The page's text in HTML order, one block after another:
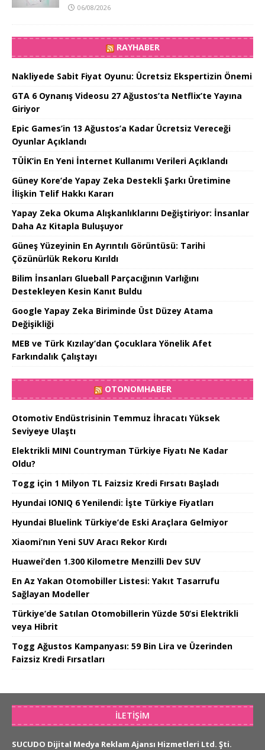
06/08/2026
RAYHABER
Nakliyede Sabit Fiyat Oyunu: Ücretsiz Ekspertizin Önemi
GTA 6 Oynanış Videosu 27 Ağustos’ta Netflix’te Yayına
Giriyor
Epic Games’in 13 Ağustos’a Kadar Ücretsiz Vereceği
Oyunlar Açıklandı
TÜİK’in En Yeni İnternet Kullanımı Verileri Açıklandı
Güney Kore’de Yapay Zeka Destekli Şarkı Üretimine
İlişkin Telif Hakkı Kararı
Yapay Zeka Okuma Alışkanlıklarını Değiştiriyor: İnsanlar
Daha Az Kitapla Buluşuyor
Güneş Yüzeyinin En Ayrıntılı Görüntüsü: Tarihi
Çözünürlük Rekoru Kırıldı
Bilim İnsanları Glueball Parçacığının Varlığını
Destekleyen Kesin Kanıt Buldu
Google Yapay Zeka Biriminde Üst Düzey Atama
Değişikliği
MEB ve Türk Kızılay’dan Çocuklara Yönelik Afet
Farkındalık Çalıştayı
OTONOMHABER
Otomotiv Endüstrisinin Temmuz İhracatı Yüksek
Seviyeye Ulaştı
Elektrikli MINI Countryman Türkiye Fiyatı Ne Kadar
Oldu?
Togg için 1 Milyon TL Faizsiz Kredi Fırsatı Başladı
Hyundai IONIQ 6 Yenilendi: İşte Türkiye Fiyatları
Hyundai Bluelink Türkiye’de Eski Araçlara Gelmiyor
Xiaomi’nın Yeni SUV Aracı Rekor Kırdı
Huawei’den 1.300 Kilometre Menzilli Dev SUV
En Az Yakan Otomobiller Listesi: Yakıt Tasarrufu
Sağlayan Modeller
Türkiye’de Satılan Otomobillerin Yüzde 50’si Elektrikli
veya Hibrit
Togg Ağustos Kampanyası: 59 Bin Lira ve Üzerinden
Faizsiz Kredi Fırsatları
İLETIŞIM
SUCUDO Dijital Medya Reklam Ajansı Hizmetleri Ltd. Şti.